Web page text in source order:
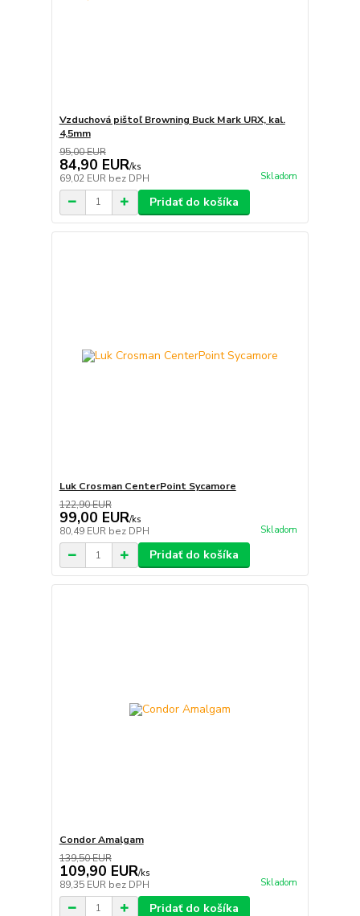
Vzduchová pištoľ Browning Buck Mark URX, kal.
4,5mm
95,00 EUR
84,90 EUR/ks
69,02 EUR bez DPH Skladom
Pridať do košíka
Luk Crosman CenterPoint Sycamore
122,90 EUR
99,00 EUR/ks
80,49 EUR bez DPH Skladom
Pridať do košíka
Condor Amalgam
139,50 EUR
109,90 EUR/ks
89,35 EUR bez DPH Skladom
Pridať do košíka